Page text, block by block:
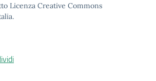
Licenza Creative Commons